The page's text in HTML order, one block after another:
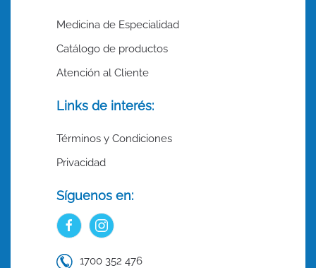
Medicina de Especialidad
Catálogo de productos
Atención al Cliente
Links de interés:
Términos y Condiciones
Privacidad
Síguenos en:
1700 352 476